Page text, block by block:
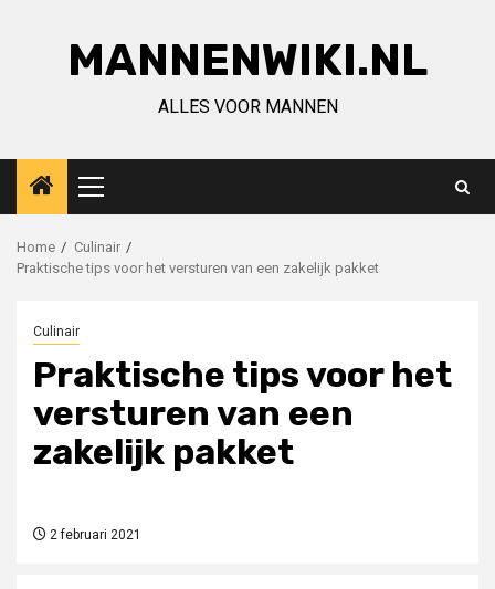
MANNENWIKI.NL
ALLES VOOR MANNEN
Primair
menu
Home
Culinair
Praktische tips voor het versturen van een zakelijk pakket
Culinair
Praktische tips voor het
versturen van een
zakelijk pakket
2 februari 2021